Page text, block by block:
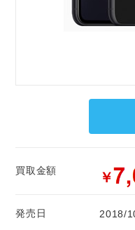
買取金額 ￥
発売日 2018/